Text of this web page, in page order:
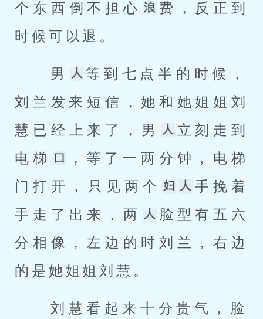
个东西倒不担心
费，反正到
时候可以退。
男
等到七点半的时候，
刘兰发来短信，她和她姐姐刘
慧已经上来了，男
立刻走到
电梯
，等了一两分钟，电梯
门打开，只见两个
手挽着
手走了出来，两
脸型有五六
分相像，左边的时刘兰，右边
的是她姐姐刘慧。